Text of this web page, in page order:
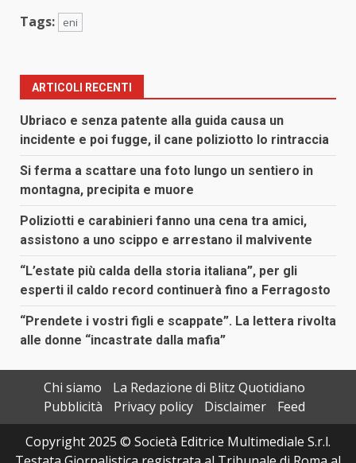
Tags: eni
ARTICOLI RECENTI
Ubriaco e senza patente alla guida causa un
incidente e poi fugge, il cane poliziotto lo rintraccia
Si ferma a scattare una foto lungo un sentiero in
montagna, precipita e muore
Poliziotti e carabinieri fanno una cena tra amici,
assistono a uno scippo e arrestano il malvivente
“L’estate più calda della storia italiana”, per gli
esperti il caldo record continuerà fino a Ferragosto
“Prendete i vostri figli e scappate”. La lettera rivolta
alle donne “incastrate dalla mafia”
Chi siamo
La Redazione di Blitz Quotidiano
Pubblicità
Privacy policy Disclaimer
Feed
Copyright 2025 © Società Editrice Multimediale S.r.l.